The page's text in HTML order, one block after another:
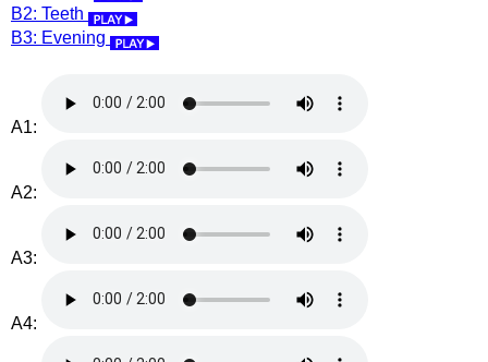
B2: Teeth
B3: Evening
A1:
A2:
A3:
A4: